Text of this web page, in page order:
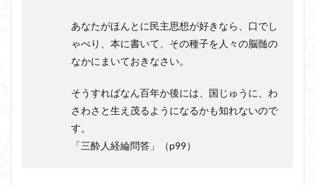
あなたがほんとに民主思想が好きなら、口でし
ゃべり、本に書いて、その種子を人々の脳髄の
なかにまいておきなさい。
そうすればなん百年か後には、国じゅうに、わ
さわさと生え茂るようになるかも知れないので
す。
「三酔人経綸問答」（p99）